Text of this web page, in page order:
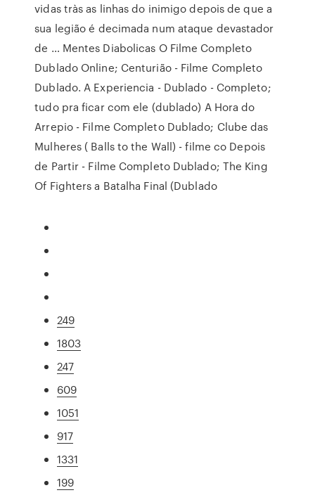
vidas tràs as linhas do inimigo depois de que a
sua legião é decimada num ataque devastador
de … Mentes Diabolicas O Filme Completo
Dublado Online; Centurião - Filme Completo
Dublado. A Experiencia - Dublado - Completo;
tudo pra ficar com ele (dublado) A Hora do
Arrepio - Filme Completo Dublado; Clube das
Mulheres ( Balls to the Wall) - filme co Depois
de Partir - Filme Completo Dublado; The King
Of Fighters a Batalha Final (Dublado
249
1803
247
609
1051
917
1331
199